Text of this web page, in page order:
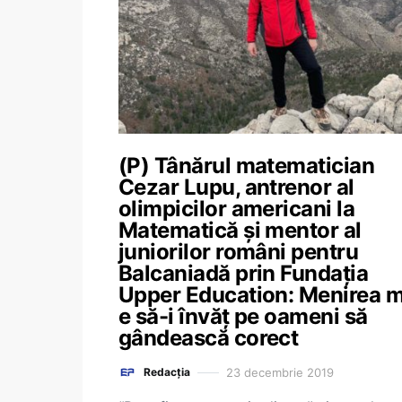
(P) Tânărul matematician
Cezar Lupu, antrenor al
olimpicilor americani la
Matematică și mentor al
juniorilor români pentru
Balcaniadă prin Fundația
Upper Education: Menirea
e să-i învăț pe oameni să
gândească corect
Redacția 23 decembrie 2019